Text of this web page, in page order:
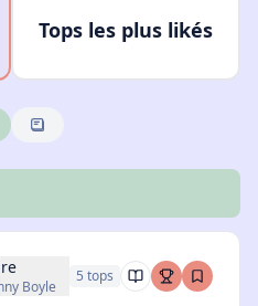
Tops les plus likés
Boyle
5 tops